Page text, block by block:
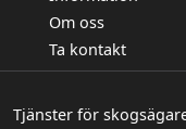
Om oss
Ta kontakt
Tjänster för